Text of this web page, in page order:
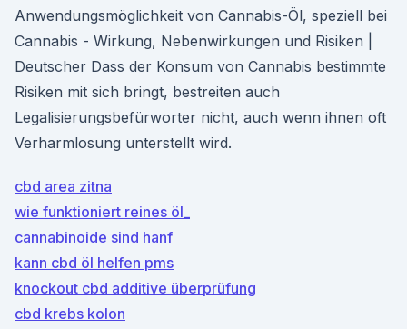
Anwendungsmöglichkeit von Cannabis-Öl, speziell bei
Cannabis - Wirkung, Nebenwirkungen und Risiken |
Deutscher Dass der Konsum von Cannabis bestimmte
Risiken mit sich bringt, bestreiten auch
Legalisierungsbefürworter nicht, auch wenn ihnen oft
Verharmlosung unterstellt wird.
cbd area zitna
wie funktioniert reines öl_
cannabinoide sind hanf
kann cbd öl helfen pms
knockout cbd additive überprüfung
cbd krebs kolon